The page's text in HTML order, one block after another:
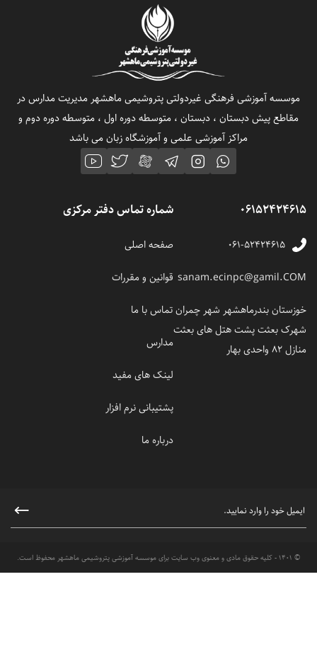
06152424615
۰۶۱-۵۲۴۲۴۶۱۵
sanam.ecinpc@gamil.COM
خوزستان بندرماهشهر شهر چمران
شهرک بعثت پشت هتل های بعثت
منازل 82 واحدی بهار
موسسه آموزشی فرهنگی غیردولتی پتروشیمی ماهشهر مدیریت مدارس در
مقاطع پیش دبستان ، دبستان ، متوسطه دوره اول ، متوسطه دوره دوم و
مراکز آموزشی علمی و آموزشگاه زبان می باشد
شماره تماس دفتر مرکزی
صفحه اصلی
قوانین و مقررات
تماس با ما
مدارس
لینک های مفید
پشتیبانی نرم افزار
درباره ما
© 1401 - کلیه حقوق مادی و معنوی وب سایت برای موسسه آموزشی پتروشیمی ماهشهر محفوظ است.